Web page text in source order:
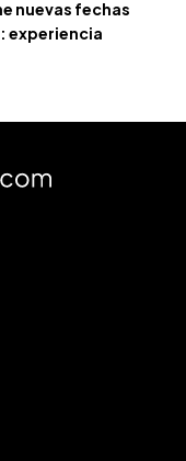
nuevas fechas
experiencia